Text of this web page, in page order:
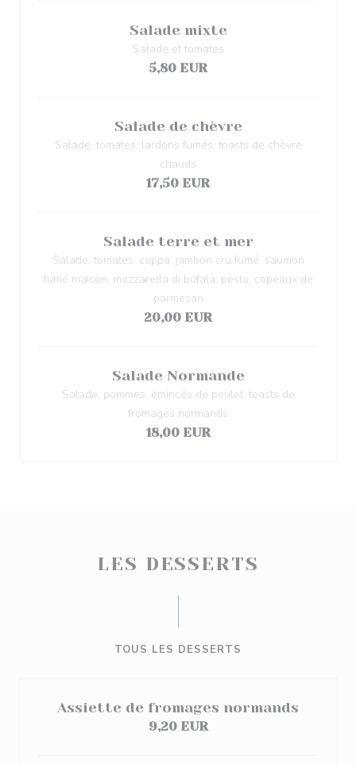
Salade mixte
Salade et tomates
5,80 EUR
Salade de chèvre
Salade, tomates, lardons fumés, toasts de chèvre
chauds
17,50 EUR
Salade terre et mer
Salade, tomates, coppa, jambon cru fumé, saumon
fumé maison, mozzarella di bufala, pesto, copeaux de
parmesan
20,00 EUR
Salade Normande
Salade, pommes, émincés de poulet, toasts de
fromages normands
18,00 EUR
LES DESSERTS
TOUS LES DESSERTS
Assiette de fromages normands
9,20 EUR